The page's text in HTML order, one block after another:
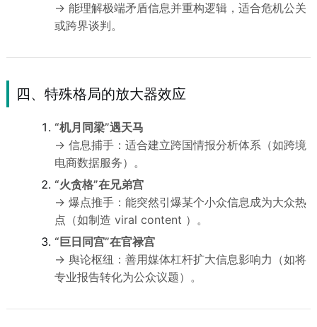
→ 能理解极端矛盾信息并重构逻辑，适合危机公关
或跨界谈判。
四、特殊格局的放大器效应
“机月同梁”遇天马
→ 信息捕手：适合建立跨国情报分析体系（如跨境
电商数据服务）。
“火贪格”在兄弟宫
→ 爆点推手：能突然引爆某个小众信息成为大众热
点（如制造 viral content ）。
“巨日同宫”在官禄宫
→ 舆论枢纽：善用媒体杠杆扩大信息影响力（如将
专业报告转化为公众议题）。